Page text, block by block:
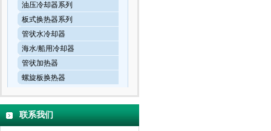
油压冷却器系列
板式换热器系列
管状水冷却器
海水/船用冷却器
管状加热器
螺旋板换热器
联系我们